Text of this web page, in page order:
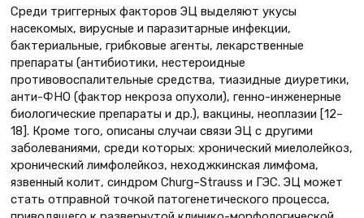
Среди триггерных факторов ЭЦ выделяют укусы
насекомых, вирусные и паразитарные инфекции,
бактериальные, грибковые агенты, лекарственные
препараты (антибиотики, нестероидные
противовоспалительные средства, тиазидные диуретики,
анти-ФНО (фактор некроза опухоли), генно-инженерные
биологические препараты и др.), вакцины, неоплазии [12–
18]. Кроме того, описаны случаи связи ЭЦ с другими
заболеваниями, среди которых: хронический миелолейкоз,
хронический лимфолейкоз, неходжкинская лимфома,
язвенный колит, синдром Churg–Strauss и ГЭС. ЭЦ может
стать отправной точкой патогенетического процесса,